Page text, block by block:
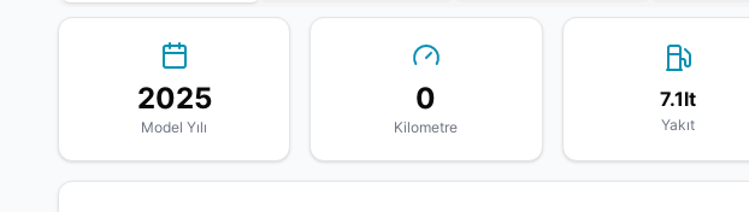
2025
Model Yılı
0
Kilometre
7.1lt
Yakıt